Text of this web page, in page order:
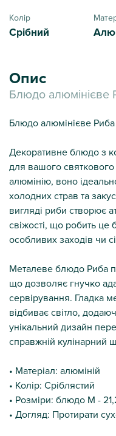
Колір
Срібний
Опис
Блюдо алюмінієве
Блюдо алюмінієве
Декоративне блюдо з
для вашого святкового
алюмінію, воно
холодних страв та
вигляді риби створює
свіжості, що робить
особливих заходів чи
Металеве блюдо Риба
що дозволяє гнучко
сервірування. Гладка
відбиває світло,
унікальний дизайн
справжній кулінарний
• Матеріал: алюміній
• Колір: Сріблястий
• Розміри: блюдо М -
• Догляд: Протирати